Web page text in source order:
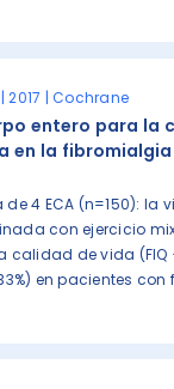
2017 | Cochrane
entero para la
en la fibromialgia
4 ECA (n=150): la
con ejercicio
de vida (FIQ
en pacientes